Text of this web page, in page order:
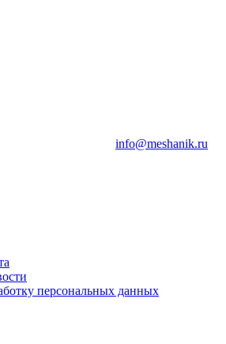
info@meshanik.ru
персональных данных